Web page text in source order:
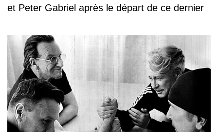
et Peter Gabriel après le départ de ce dernier